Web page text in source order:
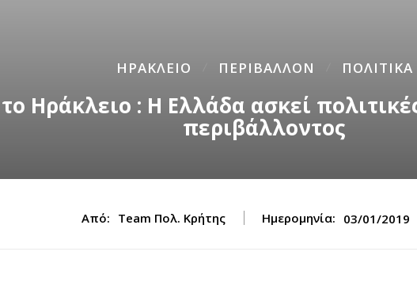
ΗΡΑΚΛΕΙΟ ΠΕΡΙΒΑΛΛΟΝ ΠΟΛΙΤΙΚΑ
Ηράκλειο : Η Ελλάδα ασκεί
περιβάλλοντος
Από: Team Πολ. Κρήτης Ημερομηνία: 03/01/2019